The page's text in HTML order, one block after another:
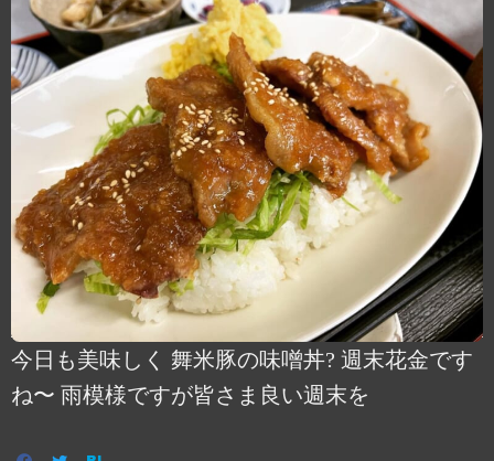
今日も美味しく 舞米豚の味噌丼? 週末花金です
ね〜 雨模様ですが皆さま良い週末を️